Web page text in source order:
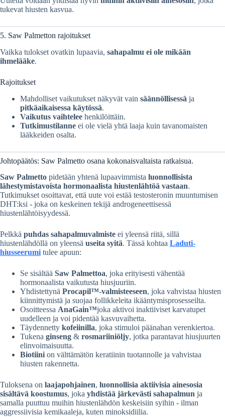
tukevat hiusten kasvua.
5. Saw Palmetton rajoitukset
Vaikka tulokset ovatkin lupaavia, sahapalmu ei ole mikään
ihmelääke.
Rajoitukset
Mahdolliset vaikutukset näkyvät vain säännöllisessä ja
pitkäaikaisessa käytössä.
Vaikutus vaihtelee henkilöittäin.
Tutkimustilanne ei ole vielä yhtä laaja kuin tavanomaisten
lääkkeiden osalta.
Johtopäätös: Saw Palmetto osana kokonaisvaltaista ratkaisua.
Saw Palmetto pidetään yhtenä lupaavimmista luonnollisista
lähestymistavoista hormonaalista hiustenlähtöä vastaan.
Tutkimukset osoittavat, että uute voi estää testosteronin muuntumisen
DHT:ksi - joka on keskeinen tekijä androgeneettisessä
hiustenlähtöisyydessä.
Pelkkä puhdas sahapalmuvalmiste ei yleensä riitä, sillä
hiustenlähdöllä on yleensä useita syitä. Tässä kohtaa Laduti-
hiusseerumi tulee apuun:
Se sisältää Saw Palmettoa, joka erityisesti vähentää
hormonaalista vaikutusta hiusjuuriin.
Yhdistettynä Procapil™-valmisteeseen, joka vahvistaa hiusten
kiinnittymistä ja suojaa follikkeleita ikääntymisprosesseilta.
Osoitteessa AnaGain™joka aktivoi inaktiiviset karvatupet
uudelleen ja voi pidentää kasvuvaihetta.
Täydennetty kofeiinilla, joka stimuloi päänahan verenkiertoa.
Tukena ginseng & rosmariiniöljy, jotka parantavat hiusjuurten
elinvoimaisuutta.
Biotiini on välttämätön keratiinin tuotannolle ja vahvistaa
hiusten rakennetta.
Tuloksena on laajapohjainen, luonnollisia aktiivisia ainesosia
sisältävä koostumus, joka yhdistää järkevästi sahapalmun ja
samalla puuttuu muihin hiustenlähdön keskeisiin syihin - ilman
aggressiivisia kemikaaleja, kuten minoksidiilia.